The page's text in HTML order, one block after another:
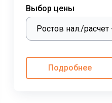
Для
элементы.
потребоваться
Выбор цены
Подробнее